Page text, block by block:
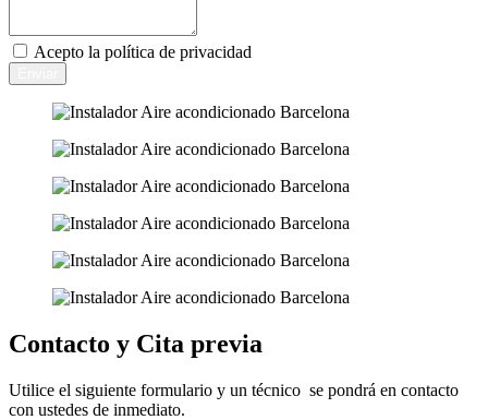
Acepto la política de privacidad
Contacto y Cita previa
Utilice el siguiente formulario y un técnico se pondrá en contacto
con ustedes de inmediato.